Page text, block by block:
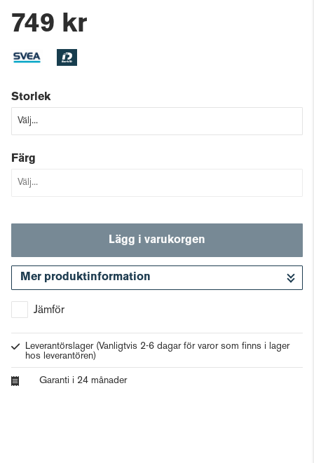
749 kr
Storlek
Färg
Lägg i varukorgen
Mer produktinformation
Jämför
Leverantörslager (Vanligtvis 2-6 dagar för varor som finns i lager
hos leverantören)
Garanti i 24 månader